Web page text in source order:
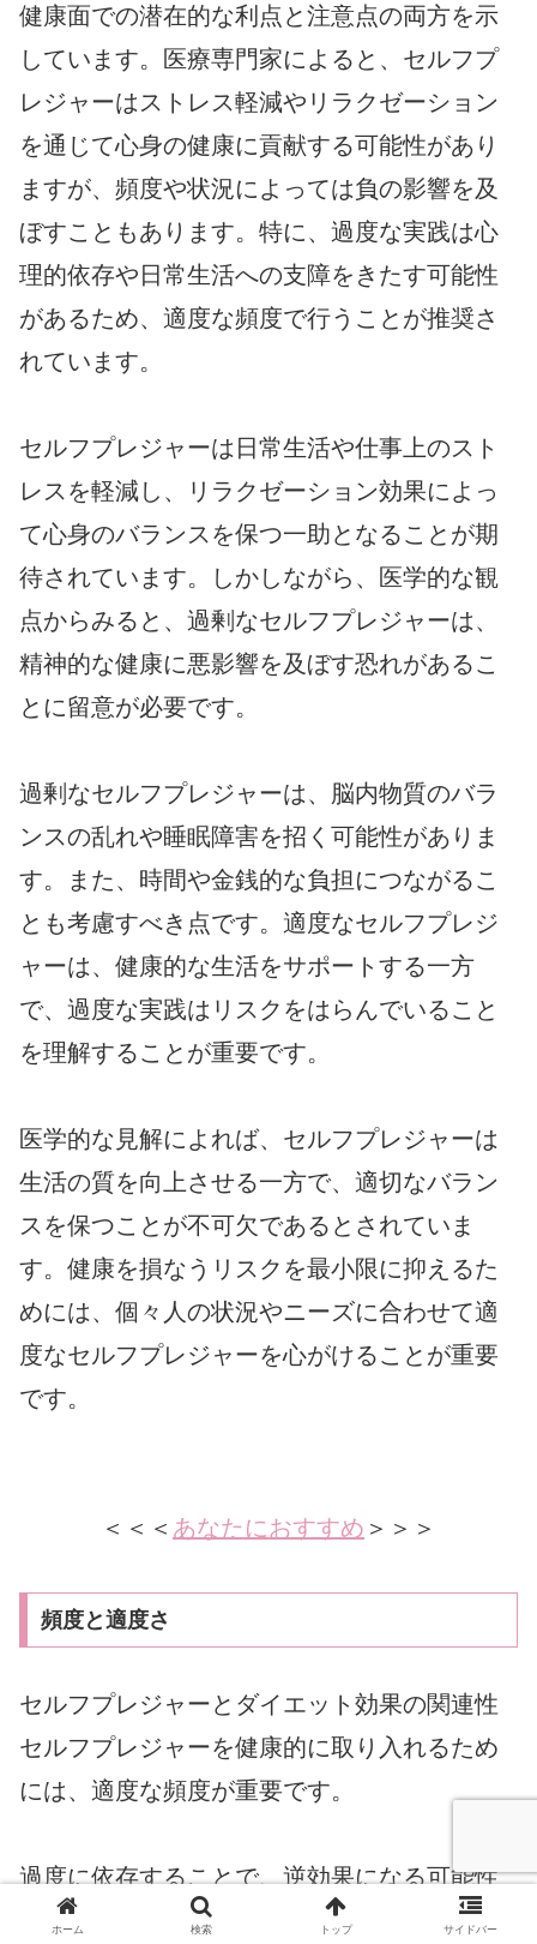
健康面での潜在的な利点と注意点の両方を示
しています。医療専門家によると、セルフプ
レジャーはストレス軽減やリラクゼーション
を通じて心身の健康に貢献する可能性があり
ますが、頻度や状況によっては負の影響を及
ぼすこともあります。特に、過度な実践は心
理的依存や日常生活への支障をきたす可能性
があるため、適度な頻度で行うことが推奨さ
れています。
セルフプレジャーは日常生活や仕事上のスト
レスを軽減し、リラクゼーション効果によっ
て心身のバランスを保つ一助となることが期
待されています。しかしながら、医学的な観
点からみると、過剰なセルフプレジャーは、
精神的な健康に悪影響を及ぼす恐れがあるこ
とに留意が必要です。
過剰なセルフプレジャーは、脳内物質のバラ
ンスの乱れや睡眠障害を招く可能性がありま
す。また、時間や金銭的な負担につながるこ
とも考慮すべき点です。適度なセルフプレジ
ャーは、健康的な生活をサポートする一方
で、過度な実践はリスクをはらんでいること
を理解することが重要です。
医学的な見解によれば、セルフプレジャーは
生活の質を向上させる一方で、適切なバラン
スを保つことが不可欠であるとされていま
す。健康を損なうリスクを最小限に抑えるた
めには、個々人の状況やニーズに合わせて適
度なセルフプレジャーを心がけることが重要
です。
＜＜＜ あなたにおすすめ ＞＞＞
頻度と適度さ
セルフプレジャーとダイエット効果の関連性
セルフプレジャーを健康的に取り入れるため
には、適度な頻度が重要です。
過度に依存することで、逆効果になる可能性
があり、特に心理的な依存や疲労感が強まる
ホーム 検索 トップ サイドバー